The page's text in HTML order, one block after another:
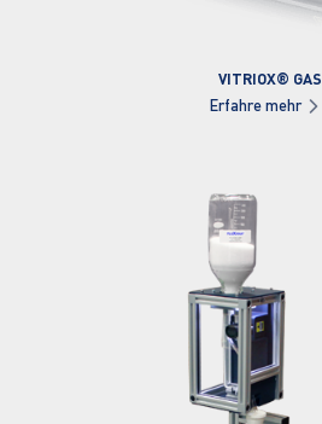
VITRIOX® GAS
Erfahre mehr